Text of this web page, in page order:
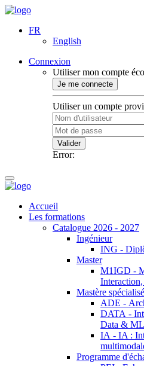
FR
English
Connexion
Utiliser mon compte
Je me connecte
Utiliser un compte
Valider
Error:
Accueil
Les formations
Catalogue 2026 - 2027
Ingénieur
ING -
Master
M1IGD -
Mastère spécialisé
ADE -
DATA -
Data &
IA - IA :
Programme